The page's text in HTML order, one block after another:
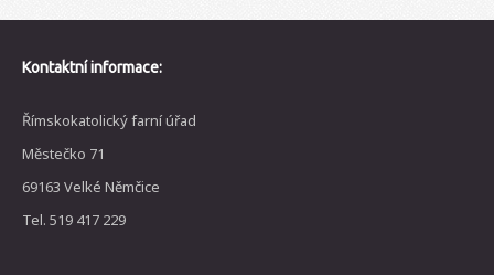
Kontaktní informace:
Římskokatolický farní úřad
Městečko 71
69163 Velké Němčice
Tel. 519 417 229